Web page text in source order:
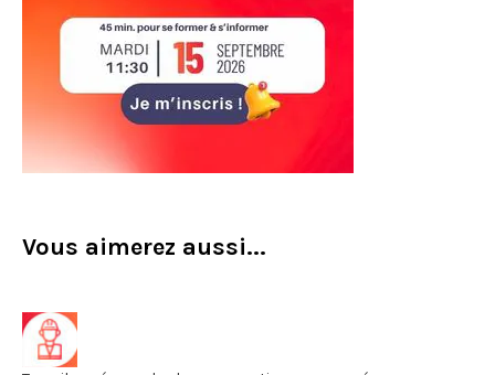
Vous aimerez aussi...